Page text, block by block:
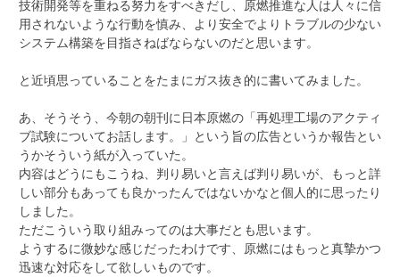
技術開発等を重ねる努力をすべきだし、原燃推進な人は人々に信
用されないような行動を慎み、より安全でよりトラブルの少ない
システム構築を目指さねばならないのだと思います。
と近頃思っていることをたまにガス抜き的に書いてみました。
あ、そうそう、今朝の朝刊に日本原燃の「再処理工場のアクティ
ブ試験についてお話します。」という旨の広告というか報告とい
うかそういう紙が入っていた。
内容はどうにもこうね、判り易いと言えば判り易いが、もっと詳
しい部分もあっても良かったんではないかなと個人的に思ったり
しました。
ただこういう取り組みってのは大事だとも思います。
ようするに微妙な感じだったわけです、原燃にはもっと真摯かつ
迅速な対応をして欲しいものです。